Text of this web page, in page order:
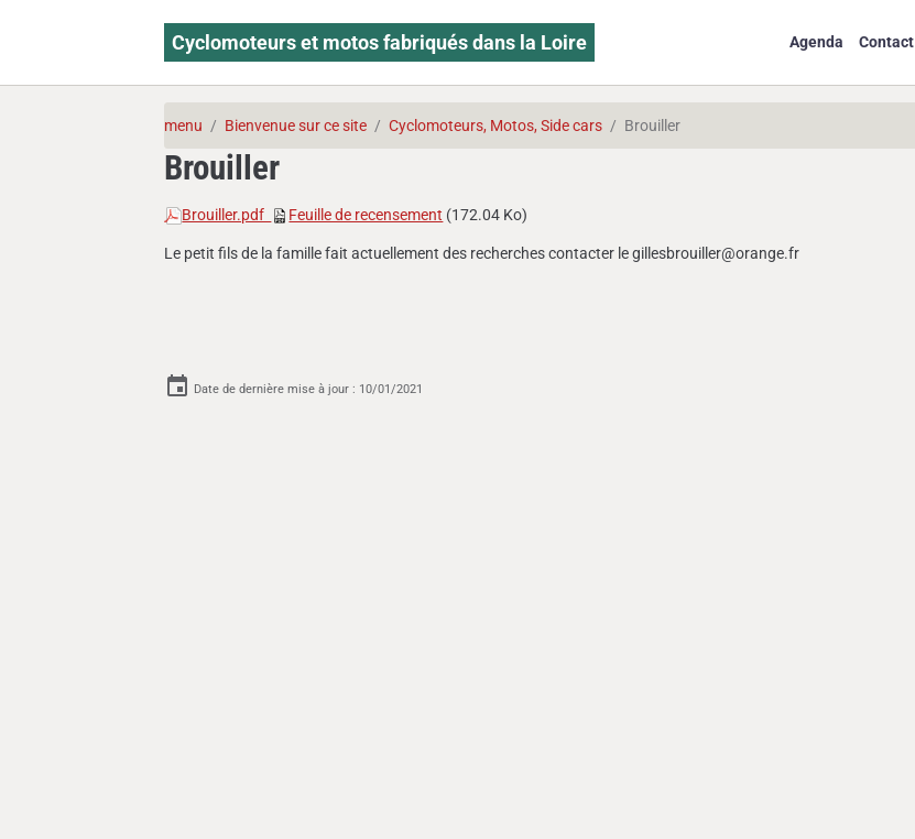
Cyclomoteurs et motos fabriqués dans la Loire Agenda Contact
menu Bienvenue sur ce site Cyclomoteurs, Motos, Side cars Brouiller
Brouiller
Brouiller.pdf Feuille de recensement (172.04 Ko)
Le petit fils de la famille fait actuellement des recherches contacter le gillesbrouiller@orange.fr
Date de dernière mise à jour : 10/01/2021